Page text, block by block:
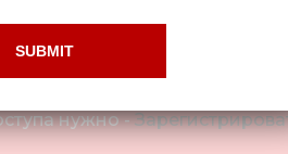
доступ!
нужно -